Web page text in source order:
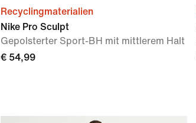
Recyclingmaterialien
Nike Pro Sculpt
Gepolsterter Sport-BH mit mittlerem Halt
€ 54,99